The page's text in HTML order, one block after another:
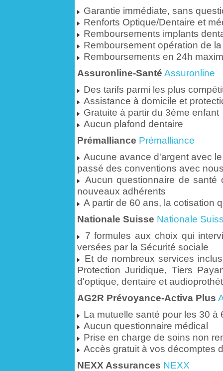
Garantie immédiate, sans
Renforts Optique/Dentaire et
Remboursements implants
Remboursement opération de
Remboursements en 24h
Assuronline-Santé Assuronline
Des tarifs parmi les plus
Assistance à domicile et
Gratuite à partir du 3ème enfant
Aucun plafond dentaire
Prémalliance Prémalliance
Aucune avance d'argent avec
passé des conventions avec
Aucun questionnaire de
nouveaux adhérents
A partir de 60 ans, la cotisation
Nationale Suisse Nationale
7 formules aux choix qui
versées par la Sécurité sociale
Et de nombreux services
Protection Juridique, Tiers
d'optique, dentaire et
AG2R Prévoyance-Activa Plus
La mutuelle santé pour les 30 à
Aucun questionnaire médical
Prise en charge de soins non
Accès gratuit à vos décomptes
NEXX Assurances NEXX